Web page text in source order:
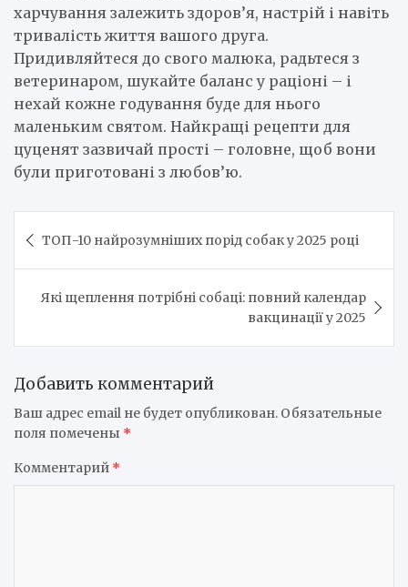
харчування залежить здоров’я, настрій і навіть
тривалість життя вашого друга.
Придивляйтеся до свого малюка, радьтеся з
ветеринаром, шукайте баланс у раціоні – і
нехай кожне годування буде для нього
маленьким святом. Найкращі рецепти для
цуценят зазвичай прості – головне, щоб вони
були приготовані з любов’ю.
по ТОП-10 найрозумніших порід собак у 2025 році
Які щеплення потрібні собаці: повний календар
вакцинації у 2025
Добавить комментарий
Ваш адрес email не будет опубликован. Обязательные
поля помечены *
Комментарий *